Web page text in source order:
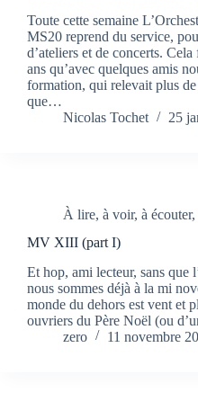
Toute cette semaine
MS20 reprend du service,
d’ateliers et de concerts.
ans qu’avec quelques amis
formation, qui relevait plus
que…
Nicolas Tochet
25
À lire, à voir, à écouter,
MV XIII (part I)
Et hop, ami lecteur, sans que
nous sommes déjà à la mi
monde du dehors est vent et
ouvriers du Père Noël (ou
zero
11 novembre